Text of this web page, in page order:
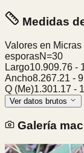
Medidas
Valores en Micras
esporasN=30
Largo10.909.76 -
Ancho8.267.21 -
Q (Me)1.301.17 -
Ver datos brutos
Galería